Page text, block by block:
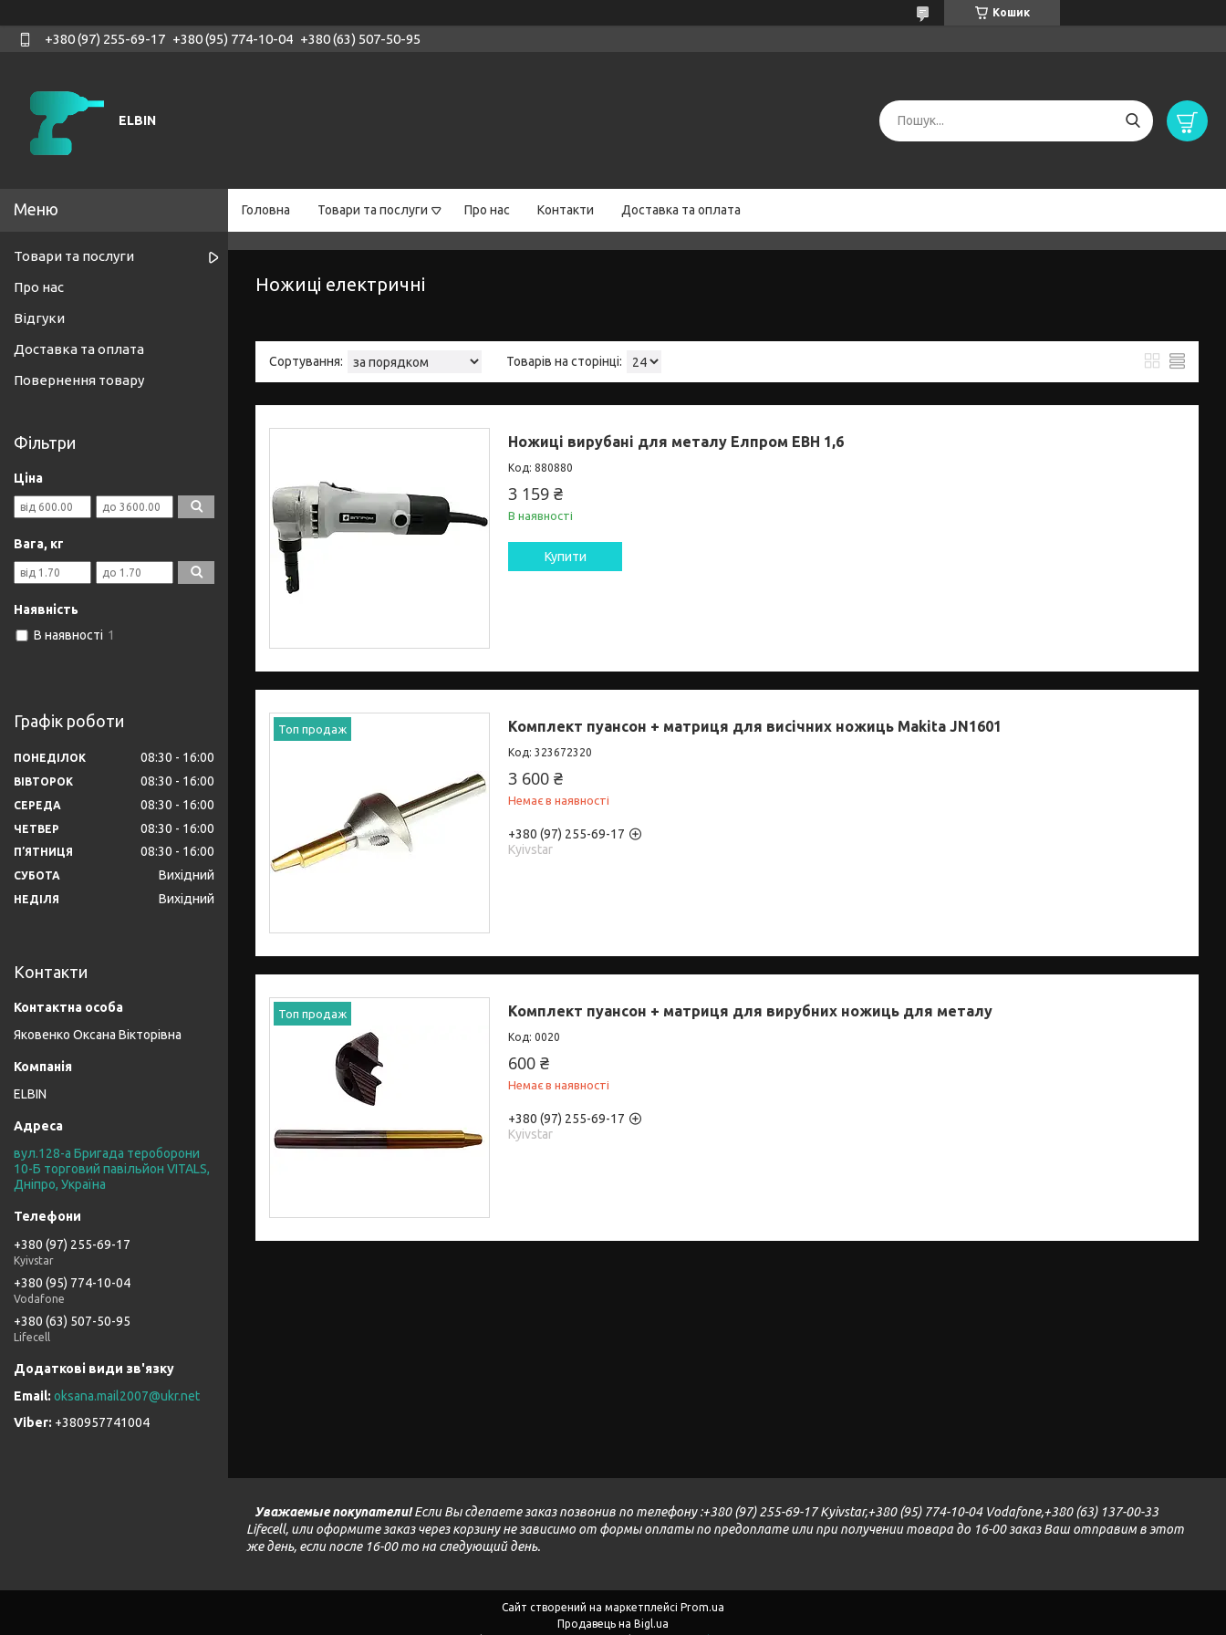
Кошик
+380 (97) 255-69-17 +380 (95) 774-10-04 +380 (63) 507-50-95
ELBIN
Головна Товари та послуги Про нас Контакти Доставка та оплата
Ножиці електричні
Ножиці вирубані для металу Елпром ЕВН 1,6
880880
3 159 ₴
В наявності
Купити
Топ продаж Комплект пуансон + матриця для висічних ножиць Makita JN1601
323672320
3 600 ₴
Немає в наявності
+380 (97) 255-69-17
Kyivstar
Топ продаж Комплект пуансон + матриця для вирубних ножиць для металу
0020
600 ₴
Немає в наявності
+380 (97) 255-69-17
Kyivstar
Товари та послуги
Про нас
Відгуки
Доставка та оплата
Повернення товару
Фільтри
Ціна
Вага, кг
Наявність
В наявності 1
Графік роботи
ПОНЕДІЛОК 08:30 16:00
ВІВТОРОК 08:30 16:00
СЕРЕДА 08:30 16:00
ЧЕТВЕР 08:30 16:00
ПʼЯТНИЦЯ 08:30 16:00
СУБОТА Вихідний
НЕДІЛЯ Вихідний
Контакти
Яковенко Оксана Вікторівна
ELBIN
вул.128-а Бригада тероборони
10-Б торговий павільйон VITALS,
Дніпро, Україна
+380 (97) 255-69-17
Kyivstar
+380 (95) 774-10-04
Vodafone
+380 (63) 507-50-95
Lifecell
oksana.mail2007@ukr.net
+380957741004
Уважаемые покупатели!Если Вы сделаете заказ позвонив по телефону :+380 (97) 255-69-17 Kyivstar,+380 (95) 774-10-04 Vodafone,+380 (63) 137-00-33
Lifecell, или оформите заказ через корзину не зависимо от формы оплаты по предоплате или при получении товара до 16-00 заказ Ваш отправим в этот
же день, если после 16-00 то на следующий день.
Сайт створений на маркетплейсі Prom.ua
Продавець на Bigl.ua